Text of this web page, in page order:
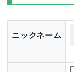
ニックネーム